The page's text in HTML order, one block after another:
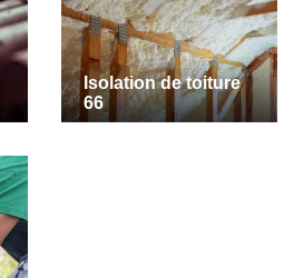
Isolation de toiture
66